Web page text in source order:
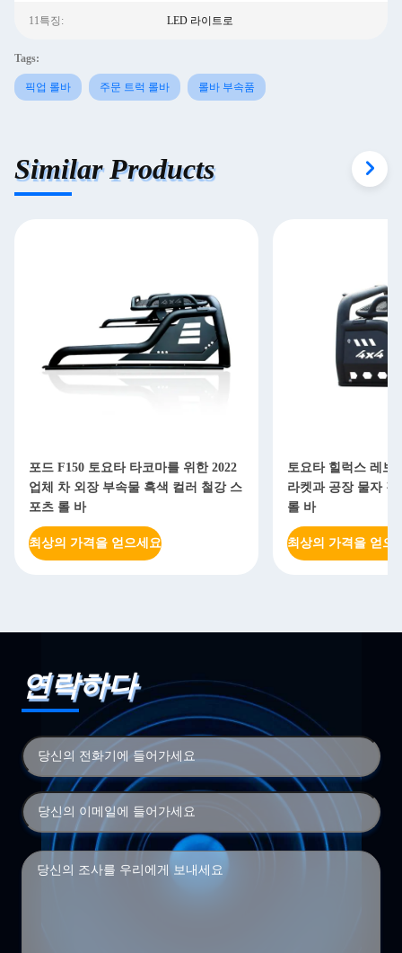
11특징: LED 라이트로
Tags:
픽업 롤바 주문 트럭 롤바 롤바 부속품
Similar Products
포드 F150 토요타 타코마를 위한 2022
업체 차 외장 부속물 흑색 컬러 철강 스
포츠 롤 바
최상의 가격을 얻으세요
토요타 힐럭스 레보
라켓과 공장 물자
롤 바
최상의 가격을 얻으
연락하다